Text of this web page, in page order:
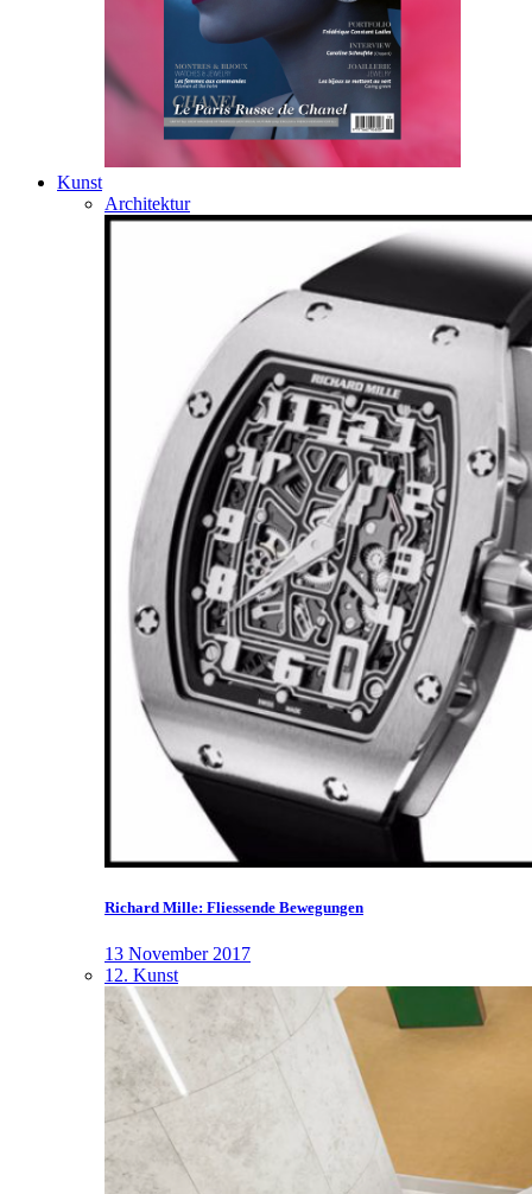
Kunst
Architektur
Richard Mille: Fliessende Bewegungen
13 November 2017
12. Kunst